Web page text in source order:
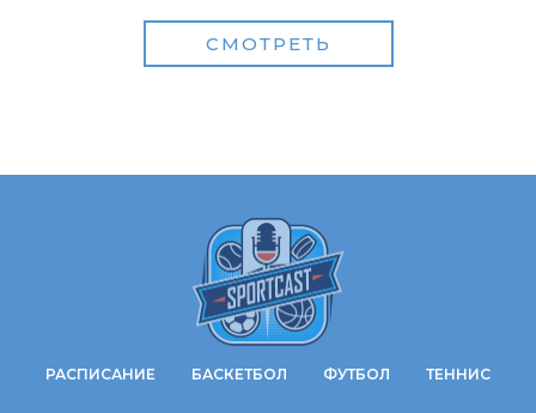
СМОТРЕТЬ
РАСПИСАНИЕ БАСКЕТБОЛ ФУТБОЛ ТЕННИС